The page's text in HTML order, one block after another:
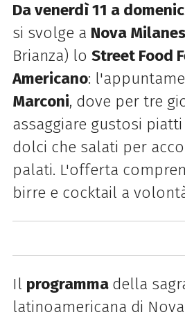
Da venerdì 11 a
si svolge a Nova
Brianza) lo Street Food
Americano:
Marconi, dove per tre
assaggiare gustosi piatti
dolci che salati per
palati. L'offerta
birre e cocktail a
Il programma della
latinoamericana di